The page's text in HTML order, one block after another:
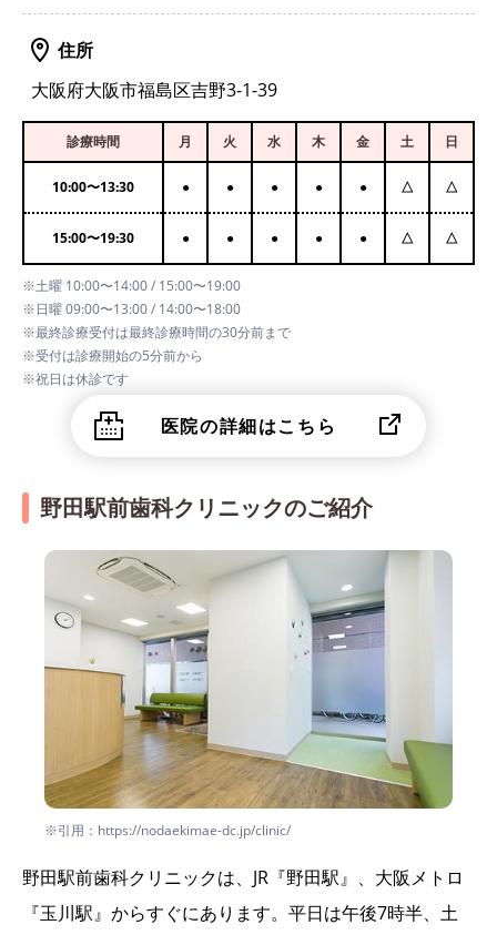
住所
大阪府大阪市福島区吉野3-1-39
診療時間 月 火 水 木 金 土 日
10:00〜13:30 ● ● ● ● ● △ △
15:00〜19:30 ● ● ● ● ● △ △
※土曜 10:00〜14:00 / 15:00〜19:00
※日曜 09:00〜13:00 / 14:00〜18:00
※最終診療受付は最終診療時間の30分前まで
※受付は診療開始の5分前から
※祝日は休診です
医院の詳細はこちら
野田駅前歯科クリニックのご紹介
※引用：https://nodaekimae-dc.jp/clinic/
野田駅前歯科クリニックは、JR『野田駅』、大阪メトロ
『玉川駅』からすぐにあります。平日は午後7時半、土